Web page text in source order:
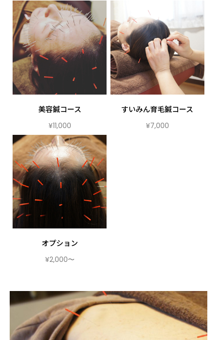
美容鍼コース
¥11,000
すいみん育毛鍼コース
¥7,000
オプション
¥2,000〜